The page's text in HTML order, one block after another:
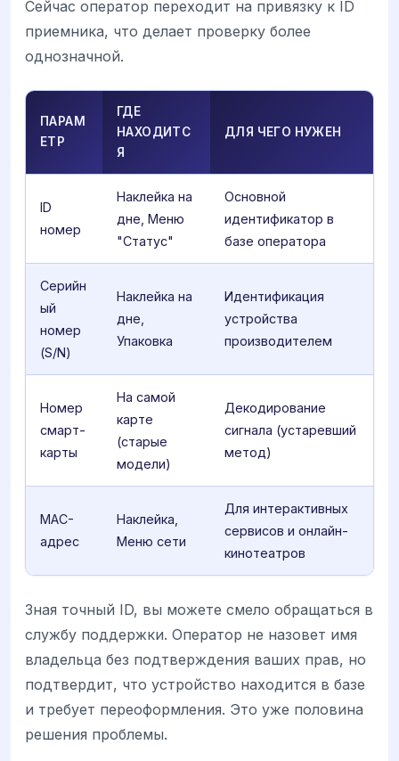
Сейчас оператор переходит на привязку к ID
приемника, что делает проверку более
однозначной.
ПАРАМ
ЕТР
ГДЕ
НАХОДИТС
Я
ДЛЯ ЧЕГО НУЖЕН
ID
номер
Наклейка на
дне, Меню
"Статус"
Основной
идентификатор в
базе оператора
Серийн
ый
номер
(S/N)
Наклейка на
дне,
Упаковка
Идентификация
устройства
производителем
Номер
смарт-
карты
На самой
карте
(старые
модели)
Декодирование
сигнала (устаревший
метод)
MAC-
адрес
Наклейка,
Меню сети
Для интерактивных
сервисов и онлайн-
кинотеатров
Зная точный ID, вы можете смело обращаться в
службу поддержки. Оператор не назовет имя
владельца без подтверждения ваших прав, но
подтвердит, что устройство находится в базе
и требует переоформления. Это уже половина
решения проблемы.